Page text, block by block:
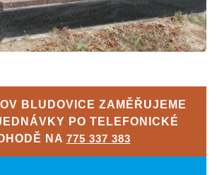
BLUDOVICE ZAMĚŘUJEME
PO TELEFONICKÉ
NA 775 337 383